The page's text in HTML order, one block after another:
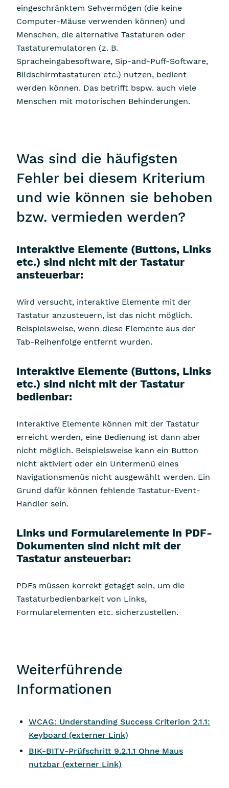
eingeschränktem Sehvermögen (die keine
Computer-Mäuse verwenden können) und
Menschen, die alternative Tastaturen oder
Tastaturemulatoren (z. B.
Spracheingabesoftware, Sip-and-Puff-Software,
Bildschirmtastaturen etc.) nutzen, bedient
werden können. Das betrifft bspw. auch viele
Menschen mit motorischen Behinderungen.
Was sind die häufigsten
Fehler bei diesem Kriterium
und wie können sie behoben
bzw. vermieden werden?
Interaktive Elemente (Buttons, Links
etc.) sind nicht mit der Tastatur
ansteuerbar:
Wird versucht, interaktive Elemente mit der
Tastatur anzusteuern, ist das nicht möglich.
Beispielsweise, wenn diese Elemente aus der
Tab-Reihenfolge entfernt wurden.
Interaktive Elemente (Buttons, Links
etc.) sind nicht mit der Tastatur
bedienbar:
Interaktive Elemente können mit der Tastatur
erreicht werden, eine Bedienung ist dann aber
nicht möglich. Beispielsweise kann ein Button
nicht aktiviert oder ein Untermenü eines
Navigationsmenüs nicht ausgewählt werden. Ein
Grund dafür können fehlende Tastatur-Event-
Handler sein.
Links und Formularelemente in PDF-
Dokumenten sind nicht mit der
Tastatur ansteuerbar:
PDFs müssen korrekt getaggt sein, um die
Tastaturbedienbarkeit von Links,
Formularelementen etc. sicherzustellen.
Weiterführende
Informationen
WCAG: Understanding Success Criterion 2.1.1:
Keyboard (externer Link)
BIK-BITV-Prüfschritt 9.2.1.1 Ohne Maus
nutzbar (externer Link)